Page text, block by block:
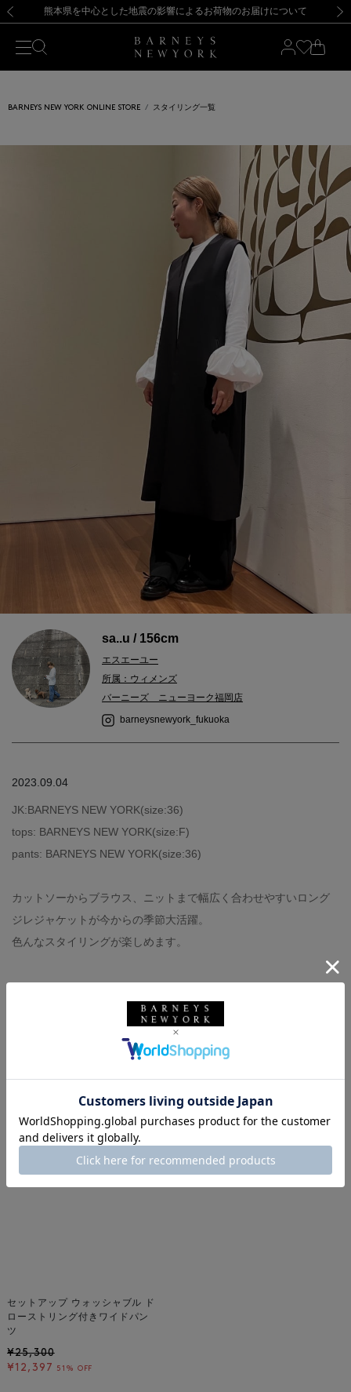
新規登録のお客様も対象！＜MY BARNEYS＞会員のお客様は11,000円（税込）以上のお買上げで常時送料無料！お買い物の際は会員登録を！
【夏季休業に伴う返品・交換承り一時停止のお知らせ】（2026.8.5）
熊本県を中心とした地震の影響によるお荷物のお届けについて
【開催中】SUMMER SALEのご案内・ご注意事項 新規登録のお客様も対象！＜MY BARNEYS＞会員のお客様は11,000円（税込）以上のお買上げで常時送料無料！お買い物の際は会員登録を！
【夏季休業に伴う返品・交換承り一時停止のお知らせ】（2026.8.5）
BARNEYS NEW YORK ONLINE STORE スタイリング一覧
sa..u / 156cm
エスエーユー
所属：ウィメンズ
バーニーズ ニューヨーク福岡店
barneysnewyork_fukuoka
2023.09.04
JK:BARNEYS NEW YORK(size:36)
tops: BARNEYS NEW YORK(size:F)
pants: BARNEYS NEW YORK(size:36)
カットソーからブラウス、ニットまで幅広く合わせやすいロング
ジレジャケットが今からの季節大活躍。
色んなスタイリングが楽しめます。
ウィメンズウェア 秋冬シーズン
大人かわいい ウォッシャブル
バーニーズ ニューヨーク福岡店 156-160cm BLACK
着用しているアイテム
セットアップ ウォッシャブル ド
ローストリング付きワイドパン
ツ
¥25,300
¥12,397
51% OFF